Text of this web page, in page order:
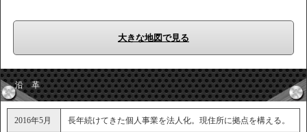
大きな地図で見る
沿 革
2016年5月 長年続けてきた個人事業を法人化。現住所に拠点を構える。